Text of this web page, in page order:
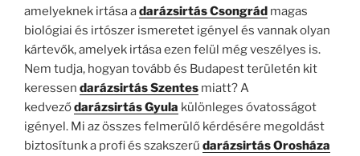
amelyeknek irtása adarázsirtás Csongrád magas
biológiai és irtószer ismeretet igényel és vannak olyan
kártevők, amelyek irtása ezen felül még veszélyes is.
Nem tudja, hogyan tovább és Budapest területén kit
keressen darázsirtás Szentes miatt? A
kedveződarázsirtás Gyula különleges óvatosságot
igényel. Mi az összes felmerülő kérdésére megoldást
biztosítunk a profi és szakszerű darázsirtás Orosháza